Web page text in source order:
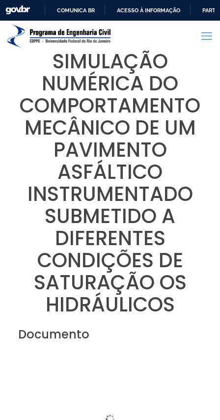
PARA
CONTEÚDO
COMUNICA BR ACESSO À INFORMAÇÃO
SIMULAÇÃO
NUMÉRICA DO
COMPORTAMENTO
MECÂNICO DE UM
PAVIMENTO
ASFÁLTICO
INSTRUMENTADO
SUBMETIDO A
DIFERENTES
CONDIÇÕES DE
SATURAÇÃO OS
HIDRÁULICOS
Documento